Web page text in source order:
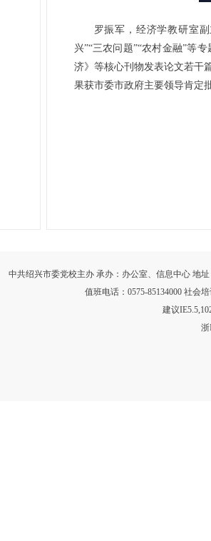
罗振军，经济学教研室
兴”“三农问题”“农村金融”等
济》等核心刊物发表论文若干
果获市委市政府主要领导肯定
中共绍兴市委党校主办 承办：办公室、信息中心 地
值班电话：0575-85134000 社会
建议
浙